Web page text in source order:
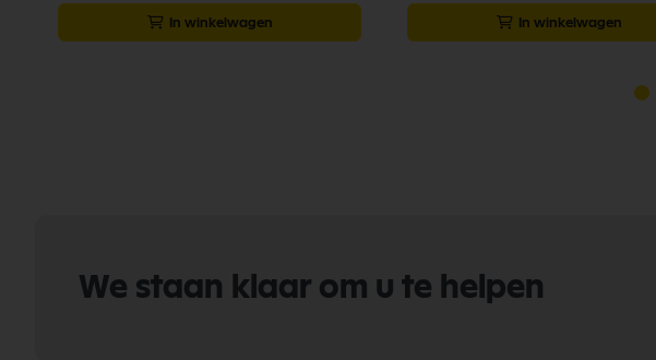
In winkelwagen In winkelwagen
We staan klaar om u te helpen